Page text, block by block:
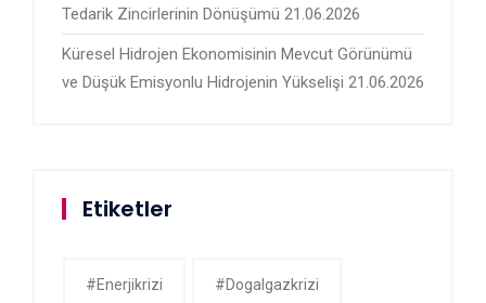
Tedarik Zincirlerinin Dönüşümü 21.06.2026
Küresel Hidrojen Ekonomisinin Mevcut Görünümü
ve Düşük Emisyonlu Hidrojenin Yükselişi 21.06.2026
Etiketler
#enerjikrizi #dogalgazkrizi